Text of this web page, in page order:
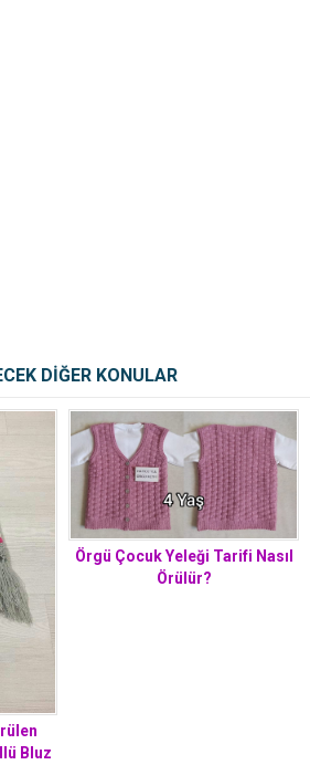
DİĞER KONULAR
Bluz
Örgü Çocuk Yeleği Tarifi Nasıl
Örülür?